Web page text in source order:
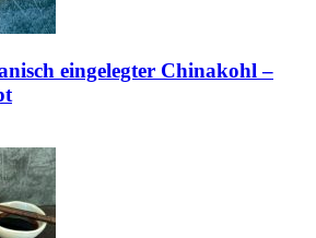
eingelegter Chinakohl –